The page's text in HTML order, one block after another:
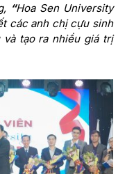
“Hoa Sen University
các anh chị cựu sinh
tạo ra nhiều giá trị